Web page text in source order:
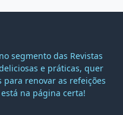
segmento das Revistas
e práticas, quer
renovar as refeições
na página certa!